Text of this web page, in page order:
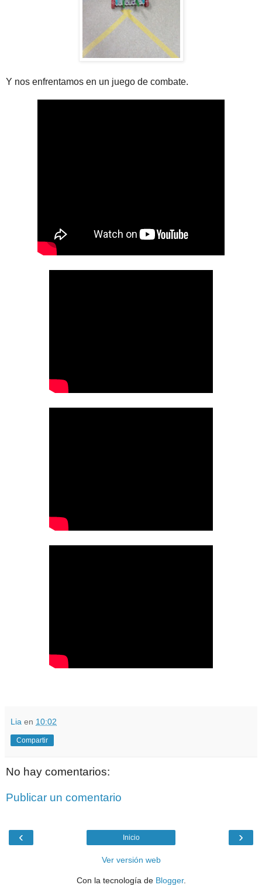
Y nos enfrentamos en un juego de combate.
Lia en 10:02
Compartir
No hay comentarios:
Publicar un comentario
‹ ›
Inicio
Ver versión web
Con la tecnología de Blogger.